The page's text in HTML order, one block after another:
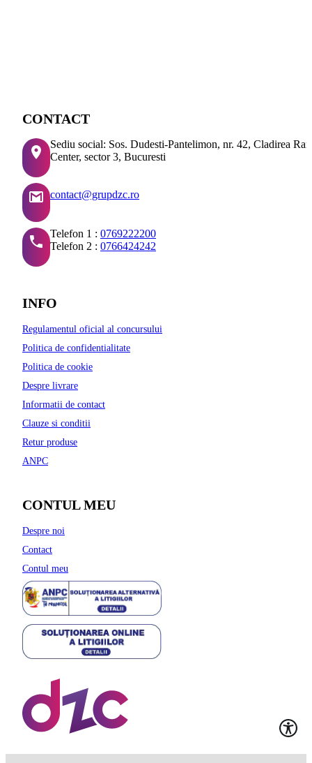
CONTACT
Sediu social: Sos. Dudesti-Pantelimon, nr. 42, Cladirea
Center, sector 3, Bucuresti
contact@grupdzc.ro
Telefon 1 : 0769222200
Telefon 2 : 0766424242
INFO
Regulamentul oficial al concursului
Politica de confidentialitate
Politica de cookie
Despre livrare
Informatii de contact
Clauze si conditii
Retur produse
ANPC
CONTUL MEU
Despre noi
Contact
Contul meu